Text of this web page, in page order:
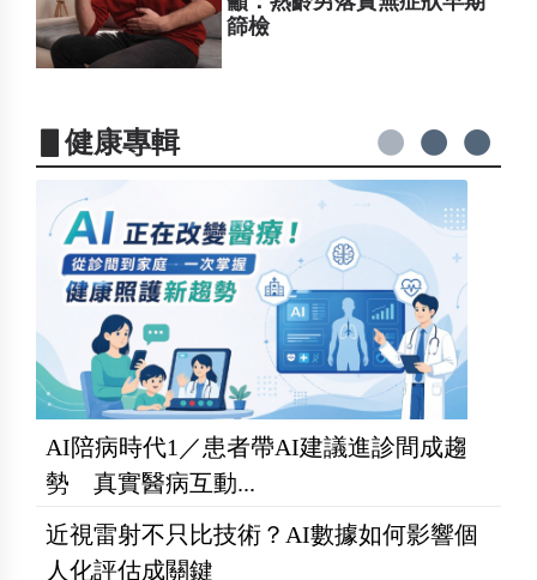
篩檢
▋健康專輯
AI陪病時代1／患者帶AI建議進診間成趨
勢 真實醫病互動...
近視雷射不只比技術？AI數據如何影響個
人化評估成關鍵